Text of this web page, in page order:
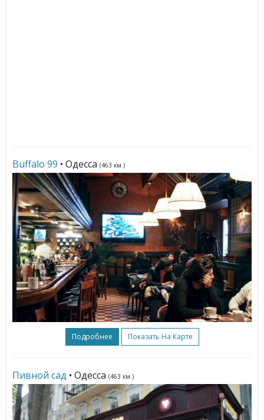
Buffalo 99 • Одесса (463 км.)
Подробнее Показать На Карте
Пивной сад • Одесса (463 км.)